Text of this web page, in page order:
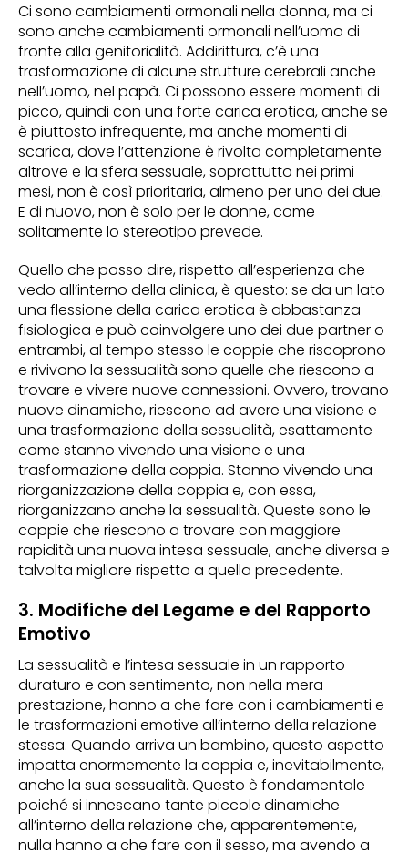
Ci sono cambiamenti ormonali nella donna, ma ci
sono anche cambiamenti ormonali nell’uomo di
fronte alla genitorialità. Addirittura, c’è una
trasformazione di alcune strutture cerebrali anche
nell’uomo, nel papà. Ci possono essere momenti di
picco, quindi con una forte carica erotica, anche se
è piuttosto infrequente, ma anche momenti di
scarica, dove l’attenzione è rivolta completamente
altrove e la sfera sessuale, soprattutto nei primi
mesi, non è così prioritaria, almeno per uno dei due.
E di nuovo, non è solo per le donne, come
solitamente lo stereotipo prevede.
Quello che posso dire, rispetto all’esperienza che
vedo all’interno della clinica, è questo: se da un lato
una flessione della carica erotica è abbastanza
fisiologica e può coinvolgere uno dei due partner o
entrambi, al tempo stesso le coppie che riscoprono
e rivivono la sessualità sono quelle che riescono a
trovare e vivere nuove connessioni. Ovvero, trovano
nuove dinamiche, riescono ad avere una visione e
una trasformazione della sessualità, esattamente
come stanno vivendo una visione e una
trasformazione della coppia. Stanno vivendo una
riorganizzazione della coppia e, con essa,
riorganizzano anche la sessualità. Queste sono le
coppie che riescono a trovare con maggiore
rapidità una nuova intesa sessuale, anche diversa e
talvolta migliore rispetto a quella precedente.
3. Modifiche del Legame e del Rapporto
Emotivo
La sessualità e l’intesa sessuale in un rapporto
duraturo e con sentimento, non nella mera
prestazione, hanno a che fare con i cambiamenti e
le trasformazioni emotive all’interno della relazione
stessa. Quando arriva un bambino, questo aspetto
impatta enormemente la coppia e, inevitabilmente,
anche la sua sessualità. Questo è fondamentale
poiché si innescano tante piccole dinamiche
all’interno della relazione che, apparentemente,
nulla hanno a che fare con il sesso, ma avendo a